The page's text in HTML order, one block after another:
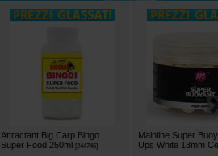
Attractant Big Carp Bingo
Super Food 250ml [244745]
Mainline Super
Ups White 13mm